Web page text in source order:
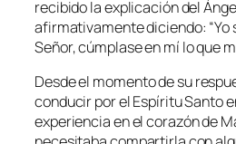
recibido la explicación del
afirmativamente diciendo:
Señor, cúmplase en mí lo que
Desde el momento de su
conducir por el Espíritu Santo
experiencia en el corazón de